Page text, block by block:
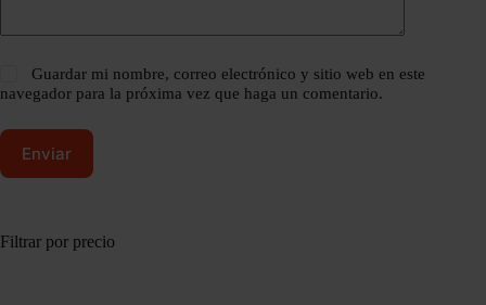
Guardar mi nombre, correo electrónico y sitio web en este
navegador para la próxima vez que haga un comentario.
Enviar
Filtrar por precio